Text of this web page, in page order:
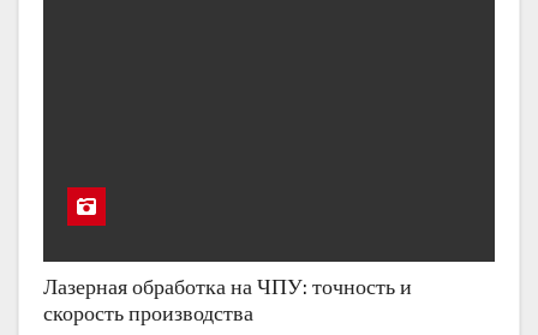
Лазерная обработка на ЧПУ: точность и
скорость производства